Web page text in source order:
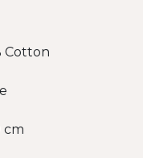
Cotton
cm